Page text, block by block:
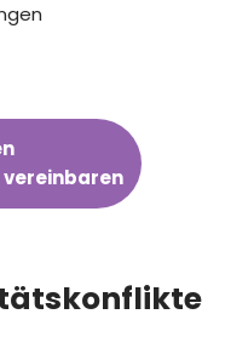
vereinbaren